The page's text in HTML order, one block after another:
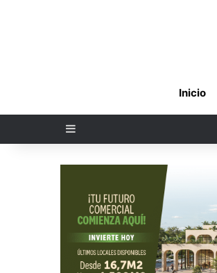
Inicio
Sidebar